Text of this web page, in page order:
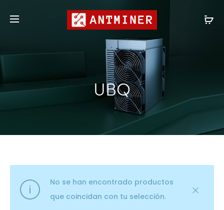
Compras al por mayor shop@antminer.hk
UBQ
No se han encontrado productos
que coincidan con tu selección.